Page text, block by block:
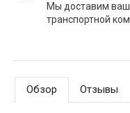
Мы доставим ваш
транспортной
Обзор Отзывы